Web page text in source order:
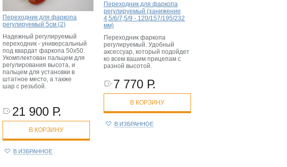
Переходник для фаркопа
регулируемый 5см (2)
Надежный регулируемый
переходник - универсальный
под квардат фаркопа 50x50.
Укомплектован пальцем для
регулирования высота, и
пальцем для установки в
штатное место, а также
шар с резьбой.
21 900 Р.
В КОРЗИНУ
В ИЗБРАННОЕ
Переходник для фаркопа
регулируемый (занижение
4,5/6/7,5/9 - 120/157/195/232
мм)
Переходник фаркопа
регулируемый. Удобный
аксессуар, который подойдет
ко всем вашим прицепам с
разной высотой.
7 770 Р.
В КОРЗИНУ
В ИЗБРАННОЕ